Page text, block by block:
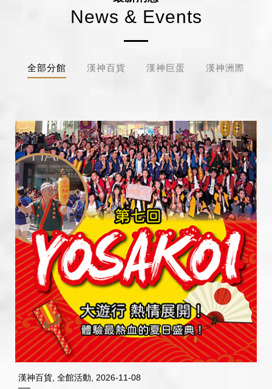
News & Events
全部分館 漢神百貨 漢神巨蛋 漢神洲際
漢神百貨, 全館活動, 2026-11-08